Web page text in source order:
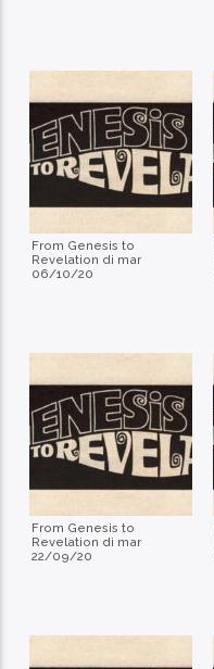
From Genesis to
Revelation di mar
06/10/20
From Genesis to
Revelation di mar
22/09/20